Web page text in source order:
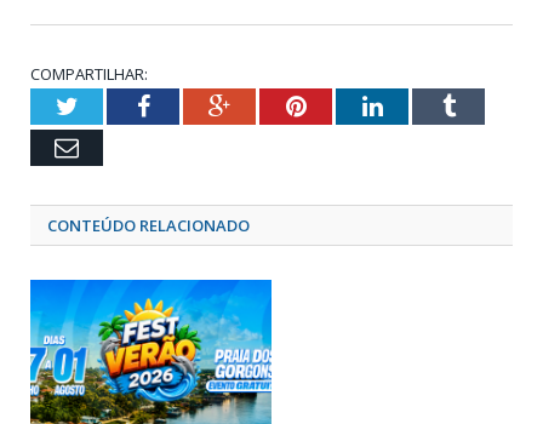
COMPARTILHAR:
TwitterFacebookGoogle+PinterestLinkedInTumblr
Email
CONTEÚDO RELACIONADO